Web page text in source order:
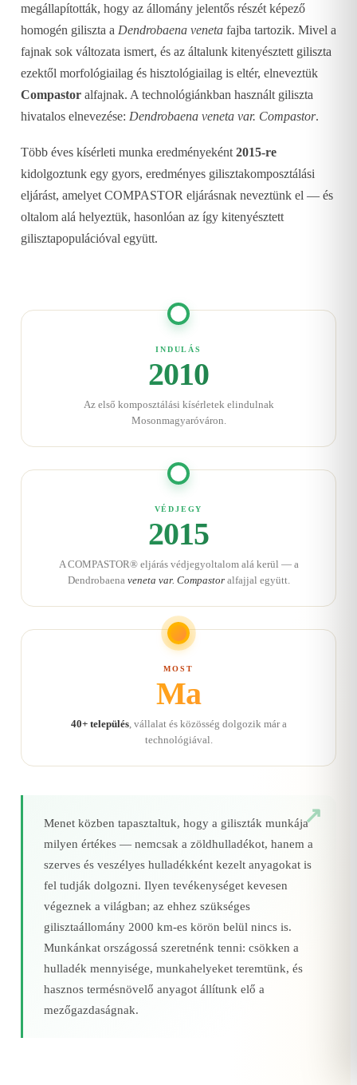
megállapították, hogy az állomány jelentős részét képező
homogén giliszta a Dendrobaena veneta fajba tartozik. Mivel a
fajnak sok változata ismert, és az általunk kitenyésztett giliszta
ezektől morfológiailag és hisztológiailag is eltér, elneveztük
Compastor alfajnak. A technológiánkban használt giliszta
hivatalos elnevezése: Dendrobaena veneta var. Compastor.
Több éves kísérleti munka eredményeként 2015-re
kidolgoztunk egy gyors, eredményes gilisztakomposztálási
eljárást, amelyet COMPASTOR eljárásnak neveztünk el — és
oltalom alá helyeztük, hasonlóan az így kitenyésztett
gilisztapopulációval együtt.
INDULÁS
2010
Az első komposztálási kísérletek elindulnak
Mosonmagyaróváron.
VÉDJEGY
2015
A COMPASTOR® eljárás védjegyoltalom alá kerül — a
Dendrobaena veneta var. Compastoralfajjal együtt.
MOST
Ma
40+ település, vállalat és közösség dolgozik már a
technológiával.
Menet közben tapasztaltuk, hogy a giliszták munkája
milyen értékes — nemcsak a zöldhulladékot, hanem a
szerves és veszélyes hulladékként kezelt anyagokat is
fel tudják dolgozni. Ilyen tevékenységet kevesen
végeznek a világban; az ehhez szükséges
gilisztaállomány 2000 km‑es körön belül nincs is.
Munkánkat országossá szeretnénk tenni: csökken a
hulladék mennyisége, munkahelyeket teremtünk, és
hasznos termésnövelő anyagot állítunk elő a
mezőgazdaságnak.